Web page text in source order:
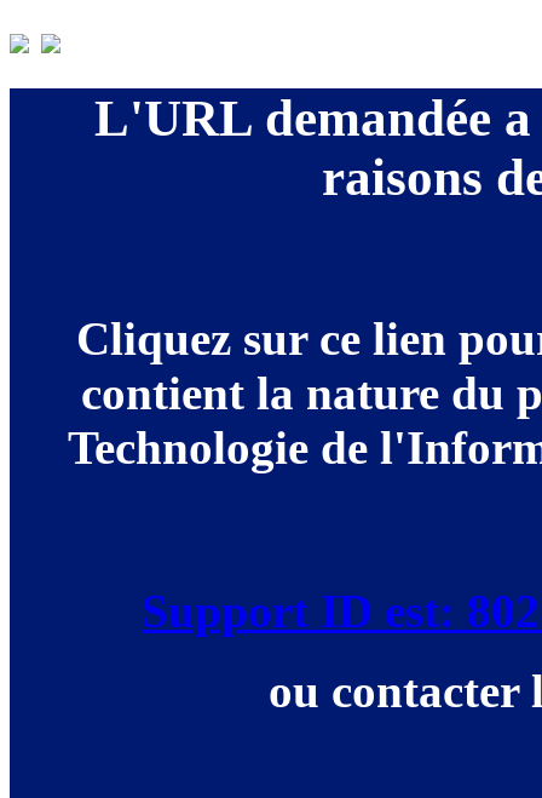
L'URL demandée a
raisons
Cliquez sur ce lien
contient la nature du
Technologie de
Support ID est:
ou contacter